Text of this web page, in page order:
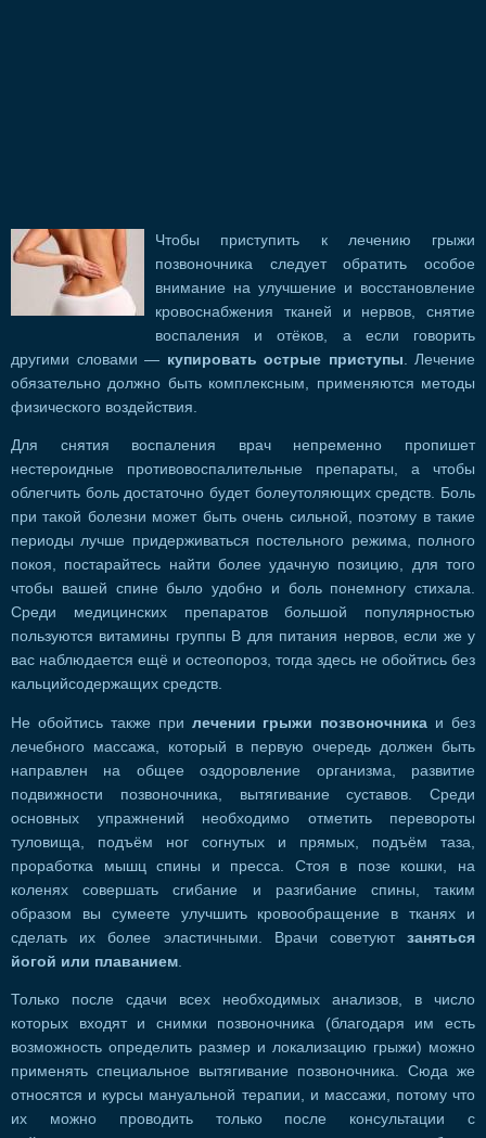
Чтобы приступить к лечению грыжи
позвоночника следует обратить особое
внимание на улучшение и восстановление
кровоснабжения тканей и нервов, снятие
воспаления и отёков, а если говорить
другими словами — купировать острые приступы . Лечение
обязательно должно быть комплексным, применяются методы
физического воздействия.
Для снятия воспаления врач непременно пропишет
нестероидные противовоспалительные препараты, а чтобы
облегчить боль достаточно будет болеутоляющих средств. Боль
при такой болезни может быть очень сильной, поэтому в такие
периоды лучше придерживаться постельного режима, полного
покоя, постарайтесь найти более удачную позицию, для того
чтобы вашей спине было удобно и боль понемногу стихала.
Среди медицинских препаратов большой популярностью
пользуются витамины группы В для питания нервов, если же у
вас наблюдается ещё и остеопороз, тогда здесь не обойтись без
кальцийсодержащих средств.
Не обойтись также при лечении грыжи позвоночника и без
лечебного массажа, который в первую очередь должен быть
направлен на общее оздоровление организма, развитие
подвижности позвоночника, вытягивание суставов. Среди
основных упражнений необходимо отметить перевороты
туловища, подъём ног согнутых и прямых, подъём таза,
проработка мышц спины и пресса. Стоя в позе кошки, на
коленях совершать сгибание и разгибание спины, таким
образом вы сумеете улучшить кровообращение в тканях и
сделать их более эластичными. Врачи советуют заняться
йогой или плаванием
Только после сдачи всех необходимых анализов, в число
которых входят и снимки позвоночника (благодаря им есть
возможность определить размер и локализацию грыжи) можно
применять специальное вытягивание позвоночника. Сюда же
относятся и курсы мануальной терапии, и массажи, потому что
их можно проводить только после консультации с